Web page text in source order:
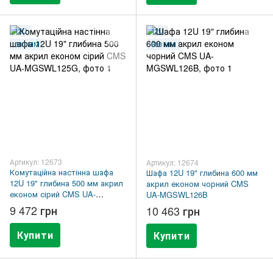
12U
500 ММ
Артикул: 12673
Комутаційна настінна шафа
12U 19" глибина 500 мм акрил
економ сірий CMS UA-
MGSWL125G
9 472 грн
Купити
12U
600 ММ
Артикул: 12674
Шафа 12U 19" глибина 600 мм
акрил економ чорний CMS
UA-MGSWL126B
10 463 грн
Купити